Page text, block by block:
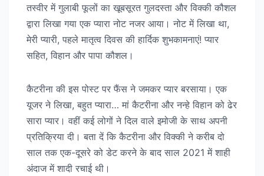
तस्वीर में गुलाबी फूलों का खूबसूरत गुलदस्ता और विक्की कौशल
द्वारा लिखा गया एक प्यारा नोट नजर आया। नोट में लिखा था,
मेरी प्यारी, पहले मातृत्व दिवस की हार्दिक शुभकामनाएं! प्यार
सहित, विहान और पापा कौशल।
कैटरीना की इस पोस्ट पर फैंस ने जमकर प्यार बरसाया। एक
यूजर ने लिखा, बहुत प्यारा… मां कैटरीना और नन्हे विहान को ढेर
सारा प्यार। वहीं कई लोगों ने दिल वाले इमोजी के साथ अपनी
प्रतिक्रिया दी। बता दें कि कैटरीना और विक्की ने करीब दो
साल तक एक-दूसरे को डेट करने के बाद साल 2021 में शाही
अंदाज में शादी रचाई थी।